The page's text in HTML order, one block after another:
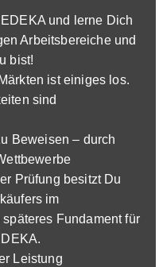
im
Frische
und lerne Dich
Arbeitsbereiche und
bist!
ist einiges los.
sind
Beweisen – durch
Prüfung besitzt Du
im
Fundament für
Leistung